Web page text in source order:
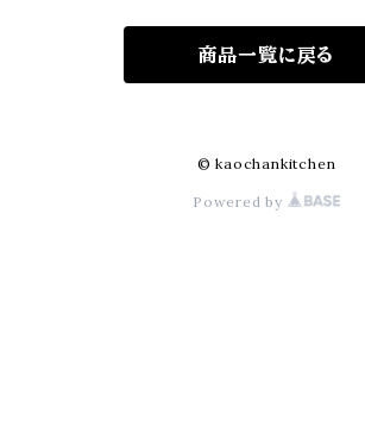
商品一覧に戻る
© kaochankitchen
Powered by